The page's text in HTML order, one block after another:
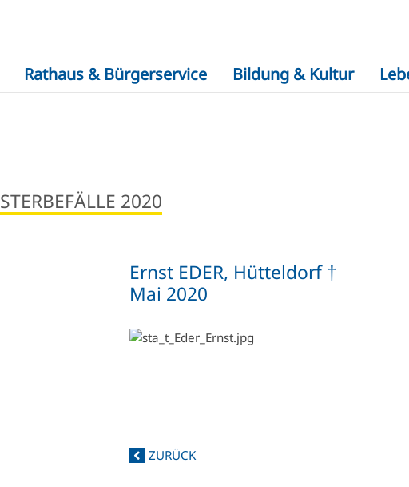
Rathaus & Bürgerservice Bildung & Kultur
STERBEFÄLLE 2020
Ernst EDER, Hütteldorf †
Mai 2020
ZURÜCK